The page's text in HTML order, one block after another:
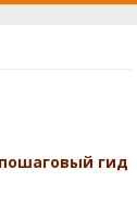
гид